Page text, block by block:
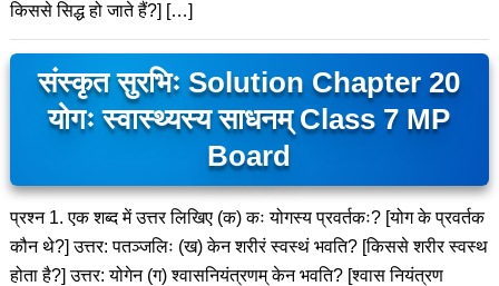
किससे सिद्ध हो जाते हैं?] […]
संस्कृत सुरभिः Solution Chapter 20
योगः स्वास्थ्यस्य साधनम् Class 7 MP
Board
प्रश्न 1. एक शब्द में उत्तर लिखिए (क) कः योगस्य प्रवर्तकः? [योग के प्रवर्तक
कौन थे?] उत्तर: पतञ्जलिः (ख) केन शरीरं स्वस्थं भवति? [किससे शरीर स्वस्थ
होता है?] उत्तर: योगेन (ग) श्वासनियंत्रणम् केन भवति? [श्वास नियंत्रण